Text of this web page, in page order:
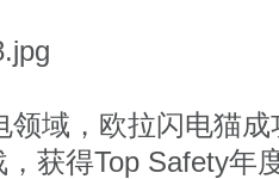
领域，欧拉闪电猫
，获得Top Safety年